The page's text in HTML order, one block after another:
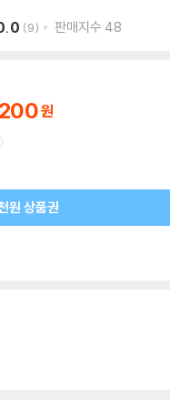
9 판매지수 48
원 상품권